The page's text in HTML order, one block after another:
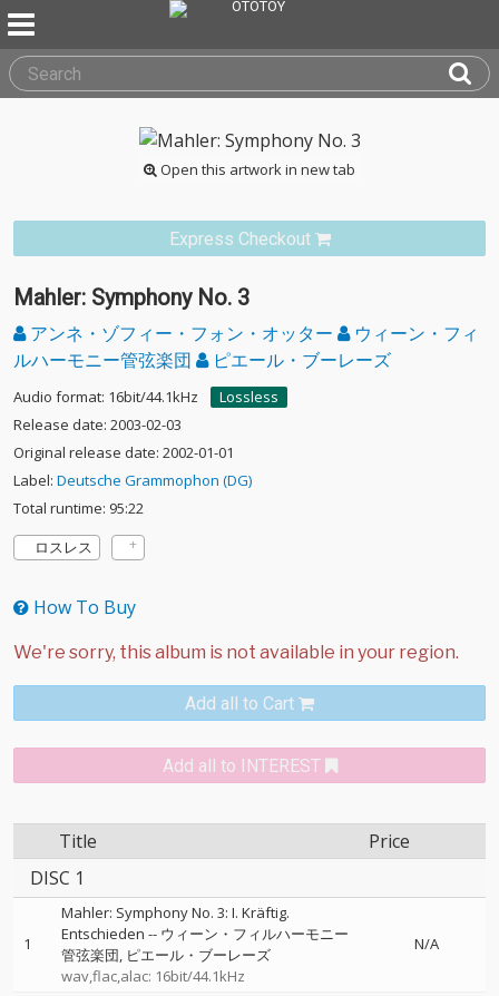
Open this artwork in new tab
Express Checkout
Mahler: Symphony No. 3
アンネ・ゾフィー・フォン・オッター
ウィーン・フィ
ルハーモニー管弦楽団
ピエール・ブーレーズ
Audio format: 16bit/44.1kHz
Lossless
Release date: 2003-02-03
Original release date: 2002-01-01
Label: Deutsche Grammophon (DG)
Total runtime: 95:22
ロスレス
How To Buy
Add all to Cart
Add all to INTEREST
Title
Price
DISC 1
1
Mahler: Symphony No. 3: I. Kräftig.
Entschieden -- ウィーン・フィルハーモニー
管弦楽団 ピエール・ブーレーズ
wav,flac,alac: 16bit/44.1kHz
N/A